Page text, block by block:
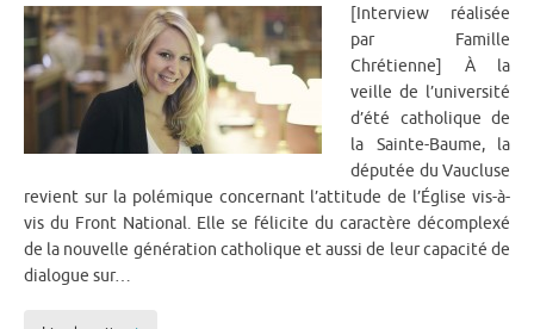
[Interview réalisée
par Famille
Chrétienne] À la
veille de l’université
d’été catholique de
la Sainte-Baume, la
députée du Vaucluse
revient sur la polémique concernant l’attitude de l’Église vis-à-
vis du Front National. Elle se félicite du caractère décomplexé
de la nouvelle génération catholique et aussi de leur capacité de
dialogue sur…